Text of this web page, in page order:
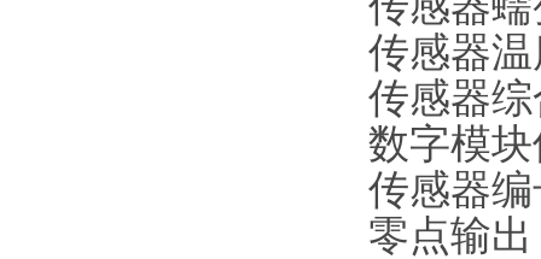
传感器
传感器综
数字模
传感器
零点输出